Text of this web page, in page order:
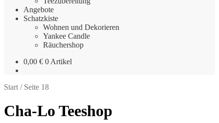
Angebote
Schatzkiste
Wohnen und Dekorieren
Yankee Candle
Räuchershop
0,00 € 0 Artikel
Start / Seite 18
Cha-Lo Teeshop